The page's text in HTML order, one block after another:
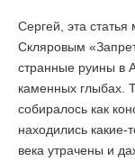
Сергей, эта
Скляровым
странные руины в
каменных глыбах.
собиралось как
находились
века утрачены и